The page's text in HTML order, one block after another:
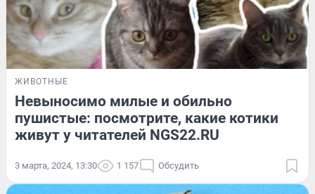
ЖИВОТНЫЕ
Невыносимо милые и обильно
пушистые: посмотрите, какие котики
живут у читателей NGS22.RU
3 марта, 2024, 13:30 1 157 Обсудить